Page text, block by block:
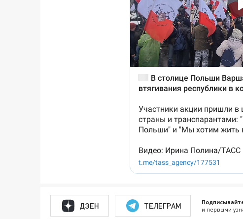
ДЗЕН ТЕЛЕГРАМ и первыми